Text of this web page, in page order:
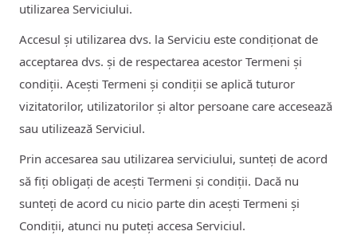
utilizarea Serviciului.
Accesul și utilizarea dvs. la Serviciu este condiționat de
acceptarea dvs. și de respectarea acestor Termeni și
condiții. Acești Termeni și condiții se aplică tuturor
vizitatorilor, utilizatorilor și altor persoane care accesează
sau utilizează Serviciul.
Prin accesarea sau utilizarea serviciului, sunteți de acord
să fiți obligați de acești Termeni și condiții. Dacă nu
sunteți de acord cu nicio parte din acești Termeni și
Condiții, atunci nu puteți accesa Serviciul.